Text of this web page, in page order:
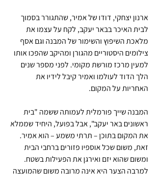
ארנון יצחקי, דודו של אמיר, שהתגורר בסמוך
לבית האיכר בבאר יעקב, לקח על עצמו את
מלאכת השיפוץ והשימור של המבנה וגם אסף
צילומים היסטוריים מהגורן ומהיקב שהפכו אותו
למעין מרכז מורשת מקומי. לפני מספר שנים
הלך הדוד לעולמו ואמיר קיבל לידיו את
האחריות על המקום.
המבנה שייך פורמלית לעמותה ששמה "בית
ראשונים באר יעקב", אבל בפועל, היחיד שממלא
את המקום בתוכן – תרתי משמע – הוא אמיר.
זאת, משום שכל אוספיו פזורים ברחבי הבית
ומשום שהוא יזם ואירגן את הפעילות בשטח.
למרבה הצער היא אינה מרובה משום שהמועצה